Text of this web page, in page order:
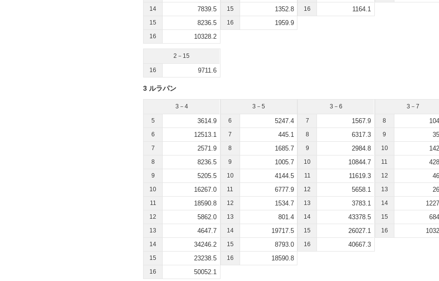
14 7839.5
15 8236.5
16 10328.2
15 1352.8
16 1959.9
16 1164.1
2－15
16 9711.6
3 ルラパン
3－4
5 3614.9
6 12513.1
7 2571.9
8 8236.5
9 5205.5
10 16267.0
11 18590.8
12 5862.0
13 4647.7
14 34246.2
15 23238.5
16 50052.1
3－5
6 5247.4
7 445.1
8 1685.7
9 1005.7
10 4144.5
11 6777.9
12 1534.7
13 801.4
14 19717.5
15 8793.0
16 18590.8
3－6
7 1567.9
8 6317.3
9 2984.8
10 10844.7
11 11619.3
12 5658.1
13 3783.1
14 43378.5
15 26027.1
16 40667.3
3－7
8
9
10
11
12
13
14
15
16